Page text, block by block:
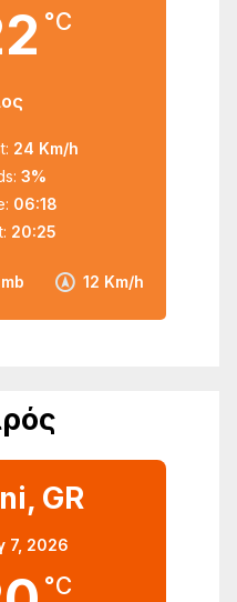
°C
12 Km/h
24 Km/h
3%
06:18
20:25
GR
7, 2026
°C